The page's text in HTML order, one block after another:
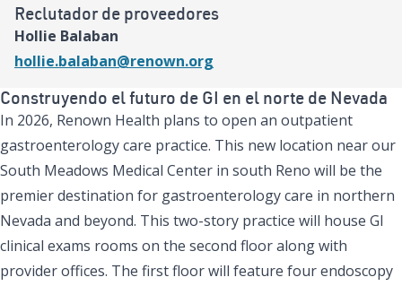
Reclutador de proveedores
Hollie Balaban
hollie.balaban@renown.org
Construyendo el futuro de GI en el norte de Nevada
In 2026, Renown Health plans to open an outpatient
gastroenterology care practice. This new location near our
South Meadows Medical Center in south Reno will be the
premier destination for gastroenterology care in northern
Nevada and beyond. This two-story practice will house GI
clinical exams rooms on the second floor along with
provider offices. The first floor will feature four endoscopy